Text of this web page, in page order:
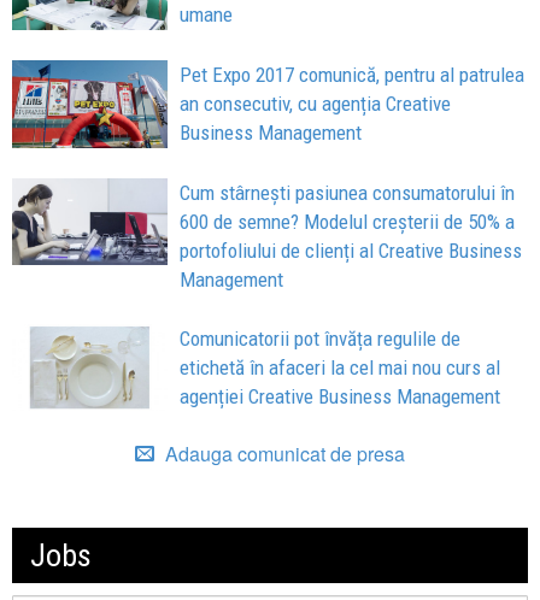
umane
Pet Expo 2017 comunică, pentru al patrulea
an consecutiv, cu agenția Creative
Business Management
Cum stârnești pasiunea consumatorului în
600 de semne? Modelul creșterii de 50% a
portofoliului de clienți al Creative Business
Management
Comunicatorii pot învăța regulile de
etichetă în afaceri la cel mai nou curs al
agenției Creative Business Management
Adauga comunicat de presa
Jobs